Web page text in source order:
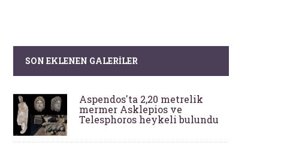
SON EKLENEN GALERILER
Aspendos'ta 2,20 metrelik
mermer Asklepios ve
Telesphoros heykeli bulundu